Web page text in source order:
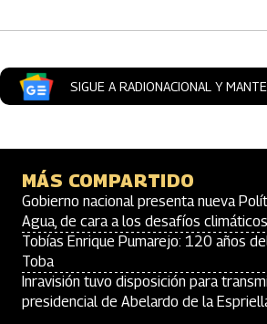
SIGUE A RADIONACIONAL Y
MÁS COMPARTIDO
Gobierno nacional presenta nueva
Agua, de cara a los desafíos
Tobías Enrique Pumarejo: 120 años
Toba
Inravisión tuvo disposición para
presidencial de Abelardo de la